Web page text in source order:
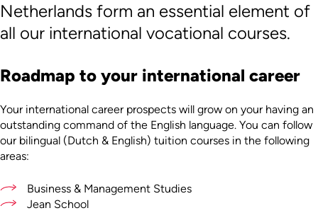
Netherlands form an essential element of
all our international vocational courses.
Roadmap to your international career
Your international career prospects will grow on your having an
outstanding command of the English language. You can follow
our bilingual (Dutch & English) tuition courses in the following
areas:
Business & Management Studies
Jean School